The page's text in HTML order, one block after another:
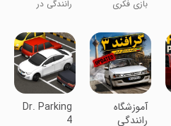
بازی فکری
چالشی
رانندگی در
مسابقات
ماشین
‏آموزشگاه
رانندگی
Dr. Parking
4